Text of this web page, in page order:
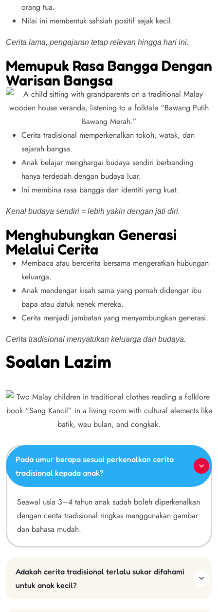
orang tua.
Nilai ini membentuk sahsiah positif sejak kecil.
Cerita lama, pengajaran tetap relevan hingga hari ini.
Memupuk Rasa Bangga Dengan
Warisan Bangsa
Cerita tradisional memperkenalkan tokoh, watak, dan
sejarah bangsa.
Anak belajar menghargai budaya sendiri berbanding
hanya terdedah dengan budaya luar.
Ini membina rasa bangga dan identiti yang kuat.
Kenal budaya sendiri = lebih yakin dengan jati diri.
Menghubungkan Generasi
Melalui Cerita
Membaca atau bercerita bersama mengeratkan hubungan
keluarga.
Anak mendengar kisah sama yang pernah didengar ibu
bapa atau datuk nenek mereka.
Cerita menjadi jambatan yang menyambungkan generasi.
Cerita tradisional menyatukan keluarga dan budaya.
Soalan Lazim
Pada umur berapa sesuai perkenalkan cerita
tradisional kepada anak?
Seawal usia 3–4 tahun anak sudah boleh diperkenalkan
dengan cerita tradisional ringkas menggunakan gambar
dan bahasa mudah.
Adakah cerita tradisional terlalu sukar difahami
untuk anak kecil?